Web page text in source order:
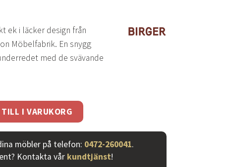
ek i läcker design från
Möbelfabrik. En snygg
med de svävande
I VARUKORG
möbler på telefon: 0472-260041.
Kontakta vår kundtjänst!